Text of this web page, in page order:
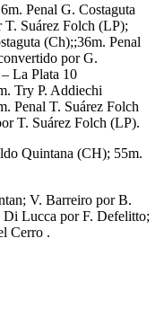
Penal G. Costaguta
Suárez Folch (LP);
(Ch);;36m. Penal
por G.
La Plata 10
Try P. Addiechi
Penal T. Suárez Folch
T. Suárez Folch (LP).
Quintana (CH); 55m.
V. Barreiro por B.
Lucca por F. Defelitto;
Cerro .